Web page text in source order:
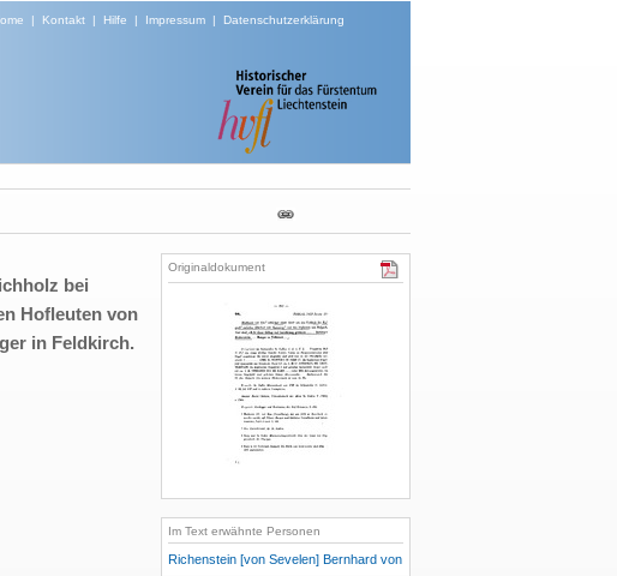
| Kontakt| Hilfe | Impressum| Datenschutzerklärung
bei
Hofleuten von
in Feldkirch.
Originaldokument
Im Text erwähnte Personen
Richenstein [von Sevelen] Bernhard von